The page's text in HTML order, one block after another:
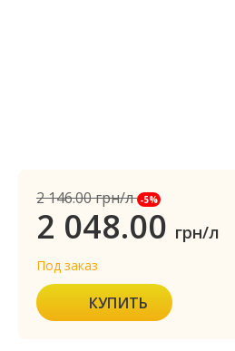
2 146.00грн/л -5%
2 048.00 грн/л
Под заказ
КУПИТЬ